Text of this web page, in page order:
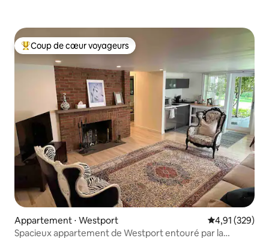
Coups de cœur voyageurs les plus appréciés
Coup de cœur voyageurs
Appartement ⋅ Westport Évaluation
4,91 (329)
Spacieux appartement de Westport entouré par la